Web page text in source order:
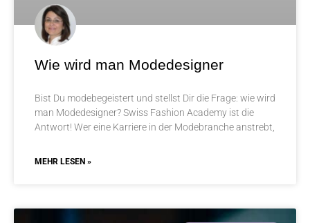
Wie wird man Modedesigner
Bist Du modebegeistert und stellst Dir die Frage: wie wird
man Modedesigner? Swiss Fashion Academy ist die
Antwort! Wer eine Karriere in der Modebranche anstrebt,
MEHR LESEN »